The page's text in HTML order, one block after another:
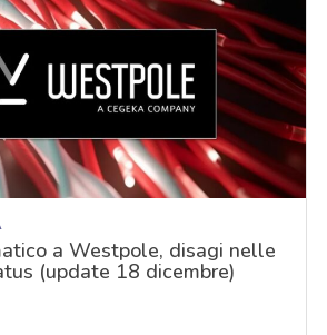
a Westpole, disagi nelle
(update 18 dicembre)